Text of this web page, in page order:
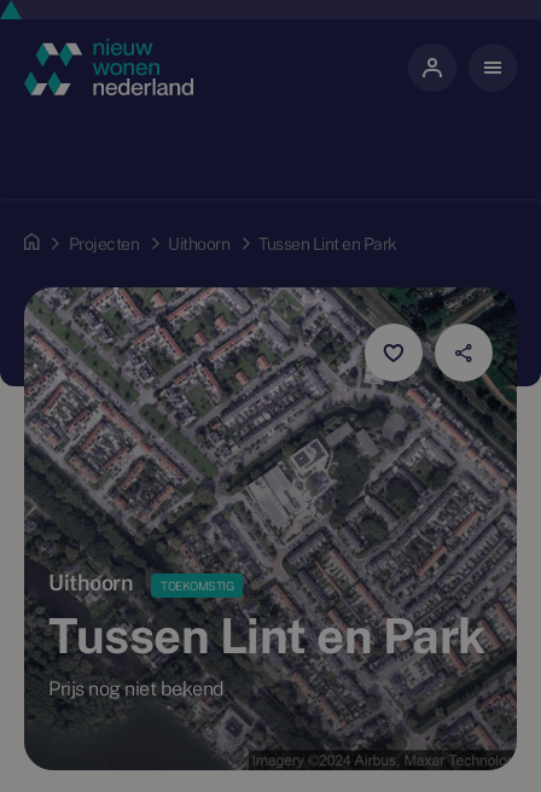
Projecten Uithoorn Tussen Lint en Park
Uithoorn TOEKOMSTIG
Tussen Lint en Park
Prijs nog niet bekend